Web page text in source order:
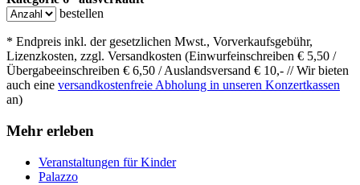
bestellen
* Endpreis inkl. der gesetzlichen Mwst., Vorverkaufsgebühr,
Lizenzkosten, zzgl. Versandkosten (Einwurfeinschreiben € 5,50 /
Übergabeeinschreiben € 6,50 / Auslandsversand € 10,- // Wir bieten
auch eine versandkostenfreie Abholung in unseren Konzertkassen
an)
Mehr erleben
Veranstaltungen für Kinder
Palazzo